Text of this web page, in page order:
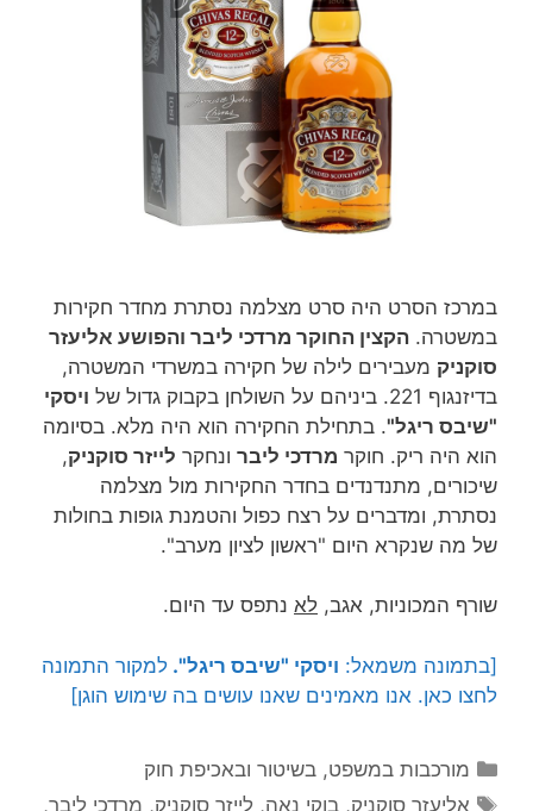
במרכז הסרט היה סרט מצלמה נסתרת מחדר חקירות
במשטרה. הקצין החוקר מרדכי ליבר והפושע אליעזר
סוקניק מעבירים לילה של חקירה במשרדי המשטרה,
בדיזנגוף 221. ביניהם על השולחן בקבוק גדול של
ויסקי
"שיבס ריגל". בתחילת החקירה הוא היה מלא. בסיומה
הוא היה ריק. חוקר מרדכי ליבר ונחקר לייזר סוקניק,
שיכורים, מתנדנדים בחדר החקירות מול מצלמה
נסתרת, ומדברים על רצח כפול והטמנת גופות בחולות
של מה שנקרא היום "ראשון לציון מערב".
שורף המכוניות, אגב, לא נתפס עד היום.
[בתמונה משמאל: ויסקי "שיבס ריגל". למקור התמונה
לחצו כאן. אנו מאמינים שאנו עושים בה שימוש הוגן]
קטגוריות
מורכבות במשפט, בשיטור ובאכיפת חוק
תגיות
אליעזר סוקניק,בוקי נאה, לייזר סוקניק, מרדכי ליבר,